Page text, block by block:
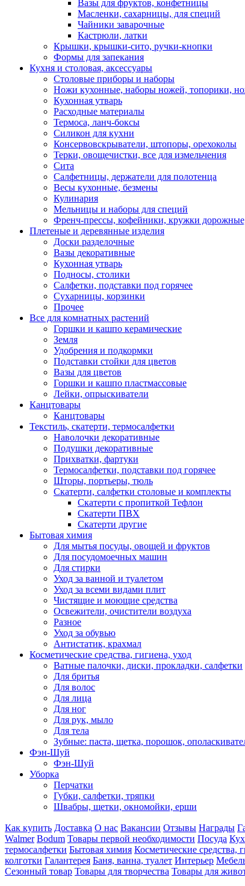
Вазы для фруктов, конфетницы
Масленки, сахарницы, для специй
Чайники заварочные
Кастрюли, латки
Крышки, крышки-сито, ручки-кнопки
Формы для запекания
Кухня и столовая, аксессуары
Столовые приборы и наборы
Ножи кухонные, наборы ножей, топорики,
Кухонная утварь
Расходные материалы
Термоса, ланч-боксы
Силикон для кухни
Консервовскрыватели, штопоры, орехоколы
Терки, овощечистки, все для измельчения
Сита
Салфетницы, держатели для полотенца
Весы кухонные, безмены
Кулинария
Мельницы и наборы для специй
Френч-прессы, кофейники, кружки
Плетеные и деревянные изделия
Доски разделочные
Вазы декоративные
Кухонная утварь
Подносы, столики
Салфетки, подставки под горячее
Сухарницы, корзинки
Прочее
Все для комнатных растений
Горшки и кашпо керамические
Земля
Удобрения и подкормки
Подставки стойки для цветов
Вазы для цветов
Горшки и кашпо пластмассовые
Лейки, опрыскиватели
Канцтовары
Канцтовары
Текстиль, скатерти, термосалфетки
Наволочки декоративные
Подушки декоративные
Прихватки, фартуки
Термосалфетки, подставки под горячее
Шторы, портьеры, тюль
Скатерти, салфетки столовые и комплекты
Скатерти с пропиткой Тефлон
Скатерти ПВХ
Скатерти другие
Бытовая химия
Для мытья посуды, овощей и фруктов
Для посудомоечных машин
Для стирки
Уход за ванной и туалетом
Уход за всеми видами плит
Чистящие и моющие средства
Освежители, очистители воздуха
Разное
Уход за обувью
Антистатик, крахмал
Косметические средства, гигиена, уход
Ватные палочки, диски, прокладки, салфетки
Для бритья
Для волос
Для лица
Для ног
Для рук, мыло
Для тела
Зубные: паста, щетка, порошок,
Фэн-Шуй
Фэн-Шуй
Уборка
Перчатки
Губки, салфетки, тряпки
Швабры, щетки, окномойки, ерши
Как купить Доставка О нас Вакансии Отзывы Награды
Walmer Bodum Товары первой необходимости Посуда
термосалфетки Бытовая химия Косметические средства,
колготки Галантерея Баня, ванна, туалет Интерьер
Сезонный товар Товары для творчества Товары для